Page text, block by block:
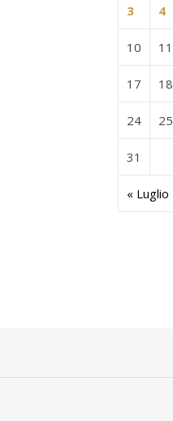
« Luglio
3 4
10 11
17 18
24 25
31